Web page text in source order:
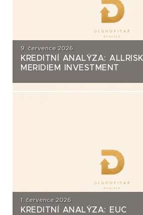
9. července 2026
KREDITNÍ ANALÝZA: ALLRISK
MERIDIEM INVESTMENT
1. července 2026
KREDITNÍ ANALÝZA: EUC